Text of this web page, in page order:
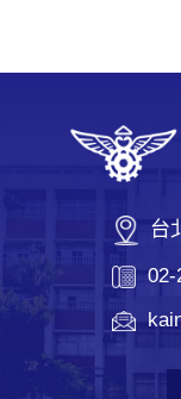
台
02-